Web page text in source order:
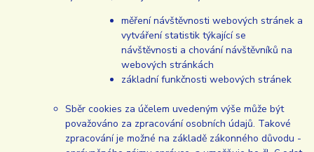
měření návštěvnosti webových stránek a
vytváření statistik týkající se
návštěvnosti a chování návštěvníků na
webových stránkách
základní funkčnosti webových stránek
Sběr cookies za účelem uvedeným výše může být
považováno za zpracování osobních údajů. Takové
zpracování je možné na základě zákonného důvodu -